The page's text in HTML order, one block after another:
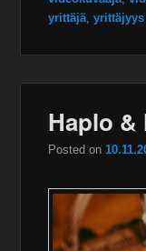
yrittäjä,yrittäjyys
Haplo &
Posted on